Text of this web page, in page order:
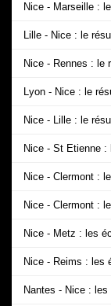
Nice - Marseille :
Lille - Nice : le
Nice - Rennes : le
Lyon - Nice : le
Nice - Lille : le
Nice - St Etienne :
Nice - Clermont :
Nice - Clermont :
Nice - Metz : les
Nice - Reims : les
Nantes - Nice : les